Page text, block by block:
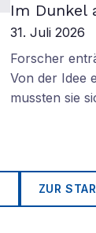
Im Dunkel
31. Juli 2026
Forscher
Von der Idee
mussten sie
ZUR